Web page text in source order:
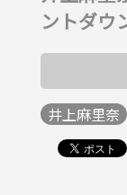
ントダウ
井上麻里奈